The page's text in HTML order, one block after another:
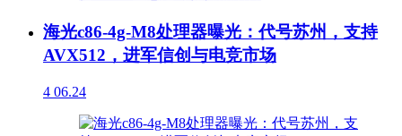
海光c86-4g-M8处理器曝光：代号苏州，支持
AVX512，进军信创与电竞市场
4 06.24